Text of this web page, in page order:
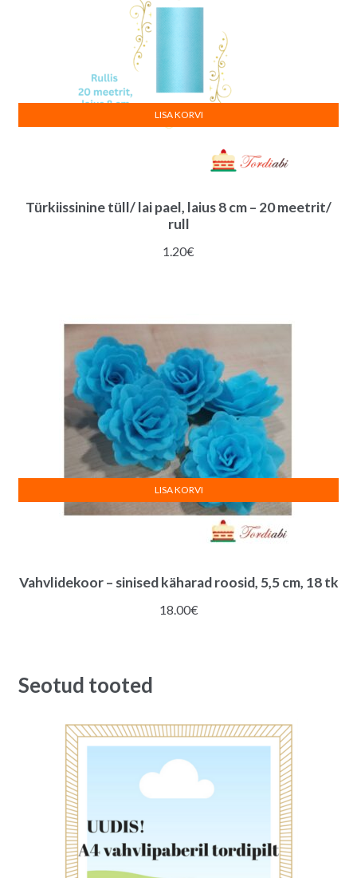
Türkiissinine tüll/ lai pael, laius 8 cm – 20 meetrit/
rull
1.20€
LISA KORVI
Vahvlidekoor – sinised käharad roosid, 5,5 cm, 18 tk
18.00€
LISA KORVI
Seotud tooted